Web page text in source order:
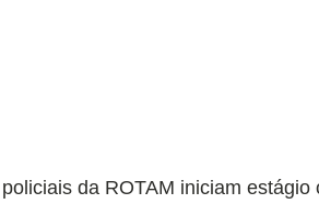
da ROTAM iniciam